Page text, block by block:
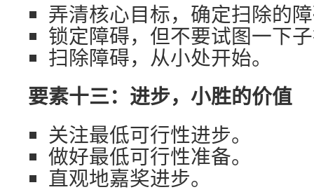
弄清核心目标，确定扫除的
锁定障碍，但不要试图一下
扫除障碍，从小处开始。
要素十三：进步，小胜的价值
关注最低可行性进步。
做好最低可行性准备。
直观地嘉奖进步。